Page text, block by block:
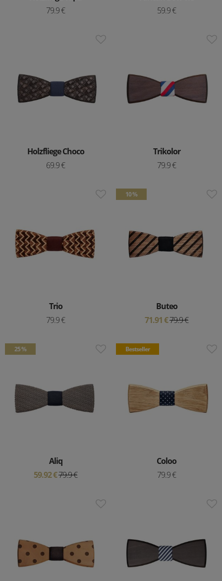
79.9 €
59.9 €
Holzfliege Choco
69.9 €
Trikolor
79.9 €
Trio
79.9 €
10 %
Buteo
71.91 €79.9 €
25 %
Aliq
59.92 €79.9 €
Bestseller
Coloo
79.9 €